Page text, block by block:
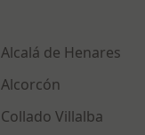
de Henares
Villalba